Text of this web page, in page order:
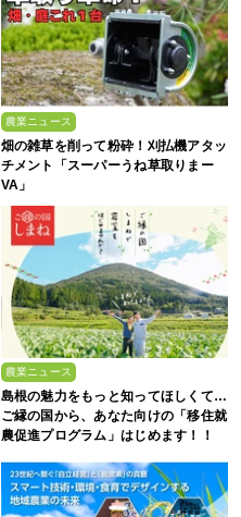
農業ニュース
畑の雑草を削って粉砕！刈払機アタッ
チメント「スーパーうね草取りまー
VA」
農業ニュース
島根の魅力をもっと知ってほしくて…
ご縁の国から、あなた向けの「移住就
農促進プログラム」はじめます！！